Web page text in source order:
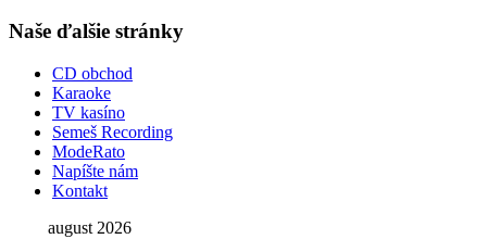
Naše ďalšie stránky
CD obchod
Karaoke
TV kasíno
Semeš Recording
ModeRato
Napíšte nám
Kontakt
august 2026